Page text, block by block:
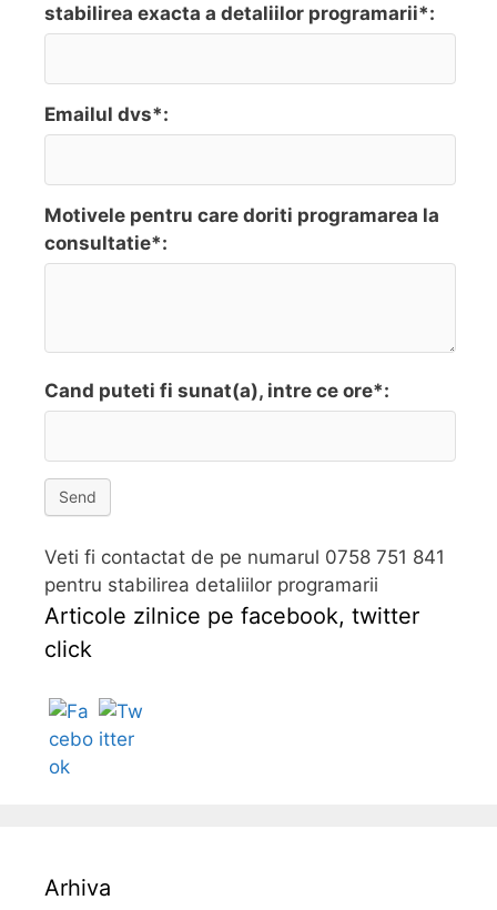
stabilirea exacta a detaliilor programarii*:
Emailul dvs*:
Motivele pentru care doriti programarea la
consultatie*:
Cand puteti fi sunat(a), intre ce ore*:
Send
Veti fi contactat de pe numarul 0758 751 841
pentru stabilirea detaliilor programarii
Articole zilnice pe facebook, twitter
click
Arhiva